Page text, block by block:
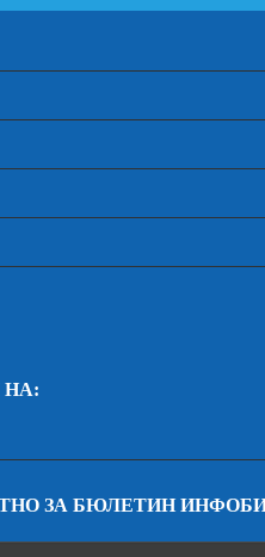
ЗА БЮЛЕТИН